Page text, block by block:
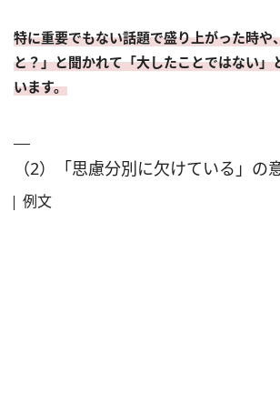
特に重要でもない話題で盛り上がった時や
と？」と聞かれて「大したことではない」
います。
（2）「思慮分別に欠けている」の
例文